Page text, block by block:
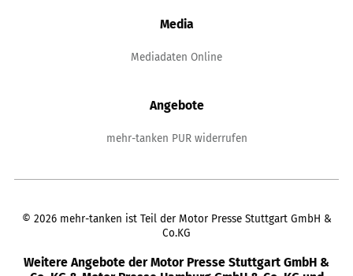
Media
Mediadaten Online
Angebote
mehr-tanken PUR widerrufen
© 2026 mehr-tanken ist Teil der Motor Presse Stuttgart GmbH &
Co.KG
Weitere Angebote der Motor Presse Stuttgart GmbH &